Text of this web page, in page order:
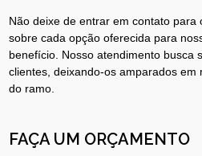
Não deixe de entrar em contato para
sobre cada opção oferecida para
benefício. Nosso atendimento busca
clientes, deixando-os amparados
do ramo.
FAÇA UM ORÇAMENTO